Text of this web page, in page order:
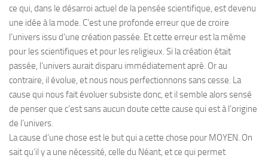
ce qui, dans le désarroi actuel de la pensée scientifique, est devenu
une idée à la mode. C’est une profonde erreur que de croire
l’univers issu d’une création passée. Et cette erreur est la même
pour les scientifiques et pour les religieux. Si la création était
passée, l’univers aurait disparu immédiatement aprè. Or au
contraire, il évolue, et nous nous perfectionnons sans cesse. La
cause qui nous fait évoluer subsiste donc, et il semble alors sensé
de penser que c’est sans aucun doute cette cause qui est à l’origine
de l’univers.
La cause d’une chose est le but qui a cette chose pour MOYEN. On
sait qu’il y a une nécessité, celle du Néant, et ce qui permet